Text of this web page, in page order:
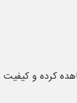
کرده و کیفیت